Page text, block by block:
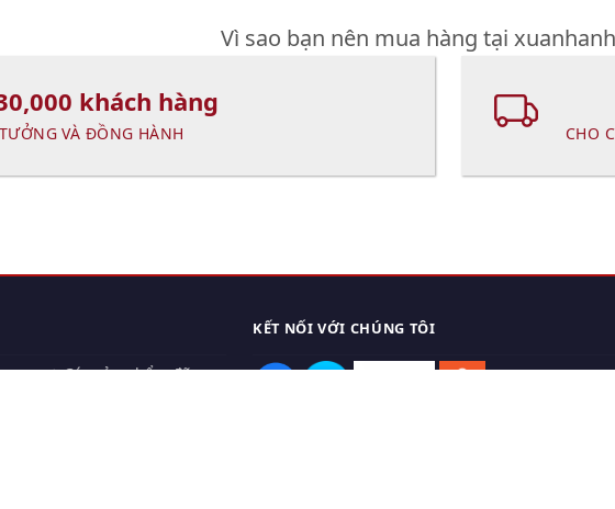
Vì sao bạn nên mua hàng tại
khách hàng
VÀ ĐỒNG HÀNH CHO
Các sản phẩm đã
KẾT NỐI VỚI CHÚNG TÔI